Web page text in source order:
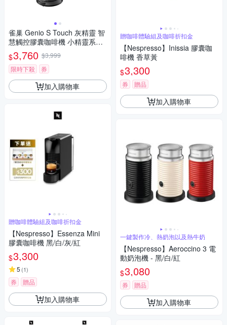
雀巢 Genio S Touch 灰精靈 智
慧觸控膠囊咖啡機 小精靈系列
旗艦機款
$3,760 $3,999
限時下殺
券
加入購物車
贈咖啡體驗組及咖啡折扣金
【Nespresso】Essenza Mini
膠囊咖啡機 黑/白/灰/紅
$3,300
5 (1)
券 贈品
加入購物車
贈咖啡體驗組及咖啡折扣金
【Nespresso】Inissia 膠囊咖
啡機 香草黃
$3,300
券 贈品
加入購物車
一鍵製作冷、熱奶泡以及熱牛奶
【Nespresso】Aeroccino 3 電
動奶泡機 - 黑/白/紅
$3,080
券 贈品
加入購物車